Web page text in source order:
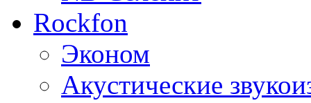
Rockfon
Эконом
Акустические